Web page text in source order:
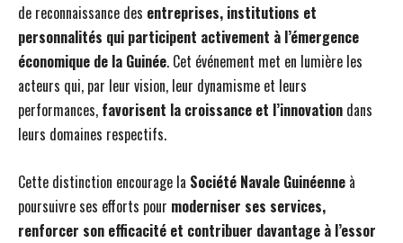
de reconnaissance des entreprises, institutions et
personnalités qui participent activement à l’émergence
économique de la Guinée. Cet événement met en lumière les
acteurs qui, par leur vision, leur dynamisme et leurs
performances, favorisent la croissance et l’innovation dans
leurs domaines respectifs.
Cette distinction encourage la Société Navale Guinéenne à
poursuivre ses efforts pour moderniser ses services,
renforcer son efficacité et contribuer davantage à l’essor